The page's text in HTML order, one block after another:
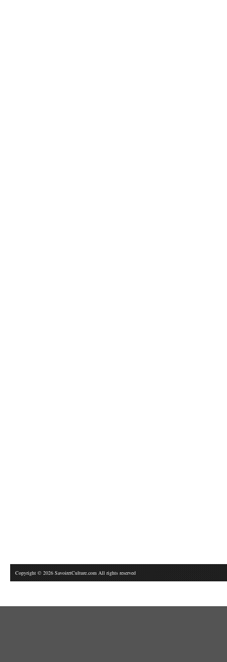
Copyright © 2026 SavoiretCulture.com All rights reserved